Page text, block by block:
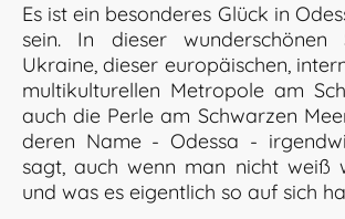
Es ist ein besonderes Glück in
sein. In dieser
Ukraine, dieser europäischen,
multikulturellen Metropole am
auch die Perle am Schwarzen
deren Name - Odessa -
sagt, auch wenn man nicht weiß
und was es eigentlich so auf sich